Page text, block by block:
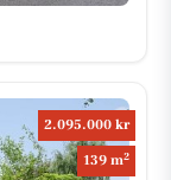
2.095.000 kr
139 m2